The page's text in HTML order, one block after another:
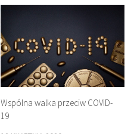
Wspólna walka przeciw COVID-
19